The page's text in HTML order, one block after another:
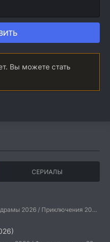
Вы можете стать
СЕРИАЛЫ
Боевики 2026 / Мелодрамы 2026 / Приключения 2026 / Ужасы 2026 / Фантастические 2026 / Зарубежные фильмы 2026 / Американские фильмы / Фильмы 2026